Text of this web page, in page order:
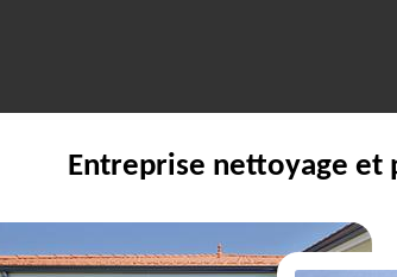
Entreprise nettoyage et